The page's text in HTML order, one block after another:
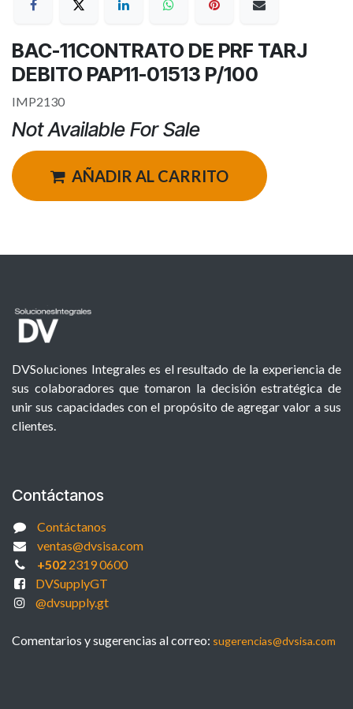
BAC-11CONTRATO DE PRF TARJ
DEBITO PAP11-01513 P/100
IMP2130
Not Available For Sale
AÑADIR AL CARRITO
DVSoluciones Integrales es el resultado de la experiencia de
sus colaboradores que tomaron la decisión estratégica de
unir sus capacidades con el propósito de agregar valor a sus
clientes.
Contáctanos
Contáctanos
ventas@dvsisa.com
+5022319 0600
DVSupplyGT
@dvsupply.gt
Comentarios y sugerencias al correo: sugerencias@dvsisa.com